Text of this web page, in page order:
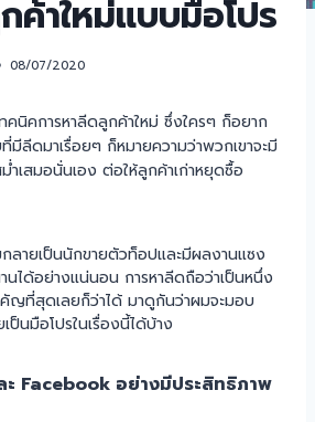
ค้าใหม่แบบมือโปร
08/07/2020
คนิคการหาลีดลูกค้าใหม่ ซึ่งใครๆ ก็อยาก
มีลีดมาเรื่อยๆ ก็หมายความว่าพวกเขาจะมี
ำเสมอนั่นเอง ต่อให้ลูกค้าเก่าหยุดซื้อ
ลายเป็นนักขายตัวท็อปและมีผลงานแซง
นได้อย่างแน่นอน การหาลีดถือว่าเป็นหนึ่ง
คัญที่สุดเลยก็ว่าได้ มาดูกันว่าผมจะมอบ
ป็นมือโปรในเรื่องนี้ได้บ้าง
ะ Facebook อย่างมีประสิทธิภาพ